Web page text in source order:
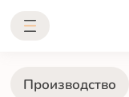
Производство